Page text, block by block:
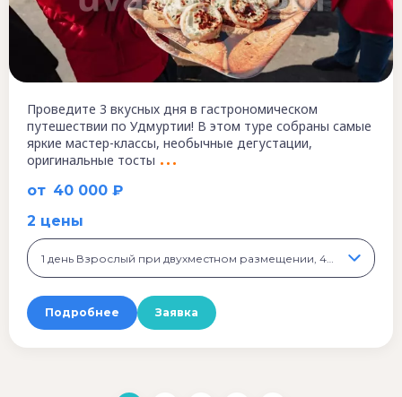
от 40 000 ₽
Проведите 3 вкусных дня в гастрономическом
путешествии по Удмуртии! В этом туре собраны самые
яркие мастер-классы, необычные дегустации,
оригинальные тосты
2 цены
Подробнее Заявка